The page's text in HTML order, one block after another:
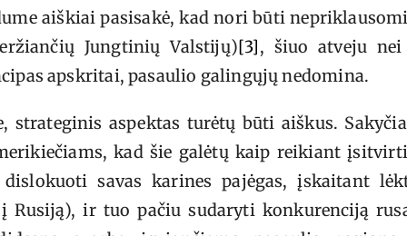
aiškiai pasisakė, kad nori būti
Jungtinių Valstijų)[3], šiuo atveju
apskritai, pasaulio galingųjų nedomina.
strateginis aspektas turėtų būti aiškus.
kad šie galėtų kaip reikiant
savas karines pajėgas, įskaitant
Rusiją), ir tuo pačiu sudaryti konkurenciją